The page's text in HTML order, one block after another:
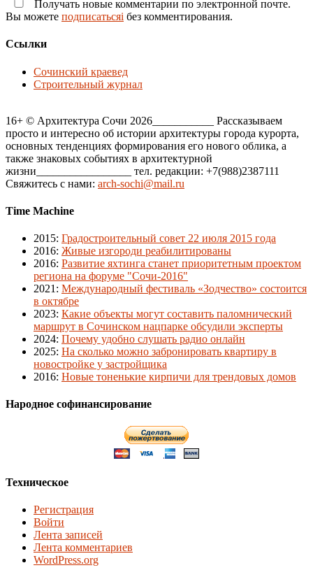
Получать новые комментарии по электронной почте.
Вы можете подписатьсяi без комментирования.
Ссылки
Сочинский краевед
Строительный журнал
16+ © Архитектура Сочи 2026___________ Рассказываем
просто и интересно об истории архитектуры города курорта,
основных тенденциях формирования его нового облика, а
также знаковых событиях в архитектурной
жизни_________________ тел. редакции: +7(988)2387111
Свяжитесь с нами: arch-sochi@mail.ru
Time Machine
2015: Градостроительный совет 22 июля 2015 года
2016: Живые изгороди реабилитированы
2016: Развитие яхтинга станет приоритетным проектом
региона на форуме "Сочи-2016"
2021 : Международный фестиваль «Зодчество» состоится
в октябре
2023: Какие объекты могут составить паломнический
маршрут в Сочинском нацпарке обсудили эксперты
2024: Почему удобно слушать радио онлайн
2025: На сколько можно забронировать квартиру в
новостройке у застройщика
2016: Новые тоненькие кирпичи для трендовых домов
Народное софинансирование
Техническое
Регистрация
Войти
Лента записей
Лента комментариев
WordPress.org